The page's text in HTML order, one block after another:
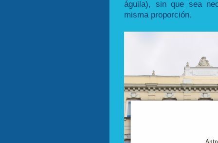
águila), sin que sea
misma proporción.